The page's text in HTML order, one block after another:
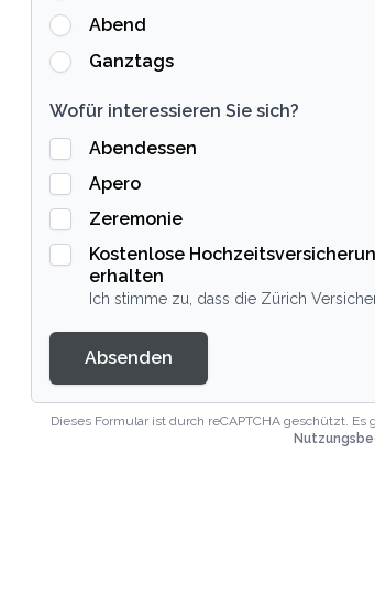
Abend
Ganztags
Wofür interessieren Sie sich?
Abendessen
Apero
Zeremonie
Kostenlose
erhalten
Ich stimme zu, dass die Zürich
Absenden
Dieses Formular ist durch reCAPTCHA geschützt. Es